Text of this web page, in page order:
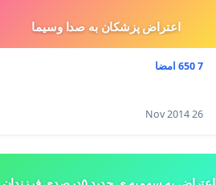
اعتراض پزشكان به صدا وسيما
7 650 امضا
26 Nov 2014